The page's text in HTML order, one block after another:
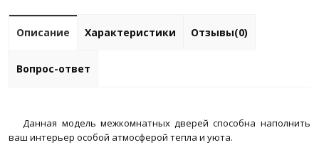
Описание Характеристики Отзывы(0)
Вопрос-ответ
Данная модель межкомнатных дверей способна наполнить
ваш интерьер особой атмосферой тепла и уюта.